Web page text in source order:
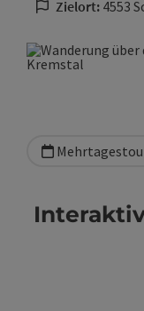
Zielort: 4553